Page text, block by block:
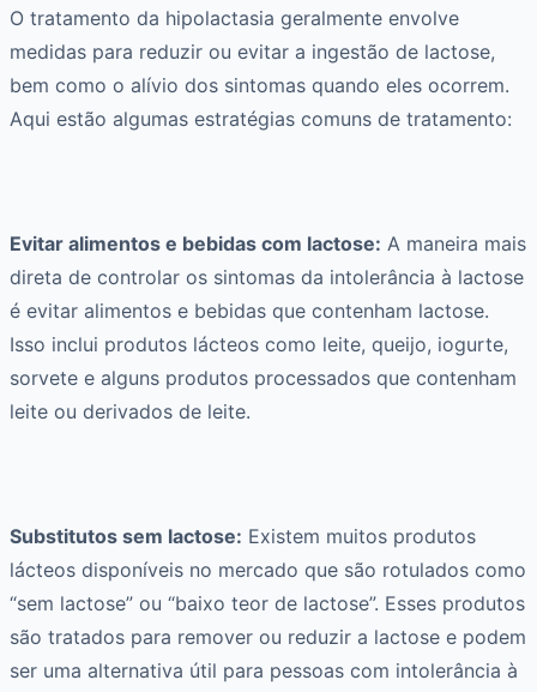
O tratamento da hipolactasia geralmente envolve
medidas para reduzir ou evitar a ingestão de lactose,
bem como o alívio dos sintomas quando eles ocorrem.
Aqui estão algumas estratégias comuns de tratamento:
Evitar alimentos e bebidas com lactose: A maneira mais
direta de controlar os sintomas da intolerância à lactose
é evitar alimentos e bebidas que contenham lactose.
Isso inclui produtos lácteos como leite, queijo, iogurte,
sorvete e alguns produtos processados que contenham
leite ou derivados de leite.
Substitutos sem lactose: Existem muitos produtos
lácteos disponíveis no mercado que são rotulados como
“sem lactose” ou “baixo teor de lactose”. Esses produtos
são tratados para remover ou reduzir a lactose e podem
ser uma alternativa útil para pessoas com intolerância à